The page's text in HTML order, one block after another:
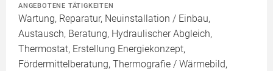
ANGEBOTENE TÄTIGKEITEN
Wartung, Reparatur, Neuinstallation / Einbau,
Austausch, Beratung, Hydraulischer Abgleich,
Thermostat, Erstellung Energiekonzept,
Fördermittelberatung, Thermografie / Wärmebild,